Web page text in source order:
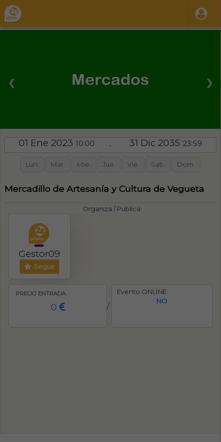
❮ ❯
01 Ene 202310:00 - 31 Dic 2035 23:59
Lun. Mar. Mie. Jue. Vie. Sab. Dom.
Mercadillo de Artesanía y Cultura de Vegueta
Organiza / Publica:
Gestor09
Seguir
PRECIO ENTRADA
0 /
Evento ONLINE
NO